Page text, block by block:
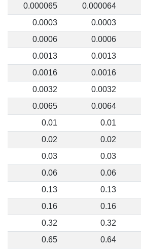
0.000064
0.000065
0.0003
0.0003
0.0006
0.0006
0.0013
0.0013
0.0016
0.0016
0.0032
0.0032
0.0064
0.0065
0.01
0.01
0.02
0.02
0.03
0.03
0.06
0.06
0.13
0.13
0.16
0.16
0.32
0.32
0.64
0.65